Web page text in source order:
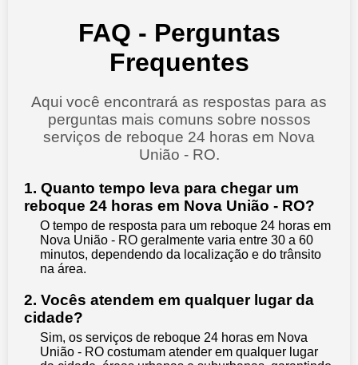
FAQ - Perguntas
Frequentes
Aqui você encontrará as respostas para as
perguntas mais comuns sobre nossos
serviços de reboque 24 horas em Nova
União - RO.
1. Quanto tempo leva para chegar um
reboque 24 horas em Nova União - RO?
O tempo de resposta para um reboque 24 horas em
Nova União - RO geralmente varia entre 30 a 60
minutos, dependendo da localização e do trânsito
na área.
2. Vocês atendem em qualquer lugar da
cidade?
Sim, os serviços de reboque 24 horas em Nova
União - RO costumam atender em qualquer lugar